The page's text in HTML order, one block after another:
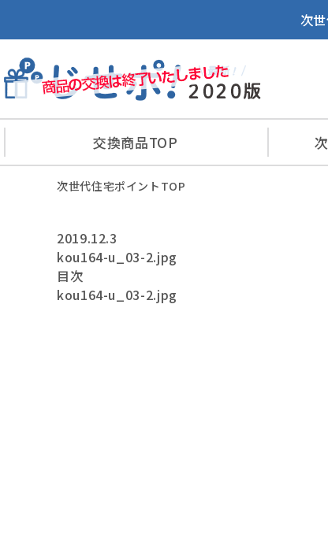
次
交換商品TOP
次世代住宅ポイントTOP
2019.12.3
kou164-u_03-2.jpg
目次
kou164-u_03-2.jpg